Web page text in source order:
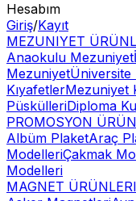
Hesabım
Giriş/Kayıt
MEZUNIYET
Anaokulu Mezuniyet
Mezuniyet
KıyafetlerMezuniyet
PüskülleriDiploma
PROMOSYON
Albüm PlaketAraç
ModelleriÇakmak
Modelleri
MAGNET ÜRÜNLERI